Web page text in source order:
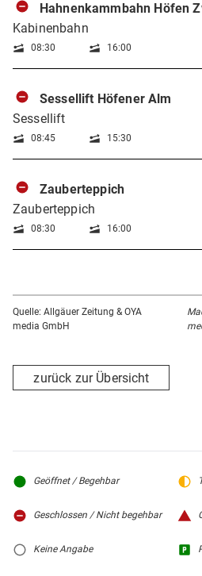
Hahnenkammbahn Höfen
Kabinenbahn
08:30 16:00
Sessellift Höfener Alm
Sessellift
08:45 15:30
Zauberteppich
Zauberteppich
08:30 16:00
Quelle: Allgäuer Zeitung & OYA
media GmbH
zurück zur Übersicht
Geöffnet / Begehbar
Geschlossen / Nicht begehbar
Keine Angabe